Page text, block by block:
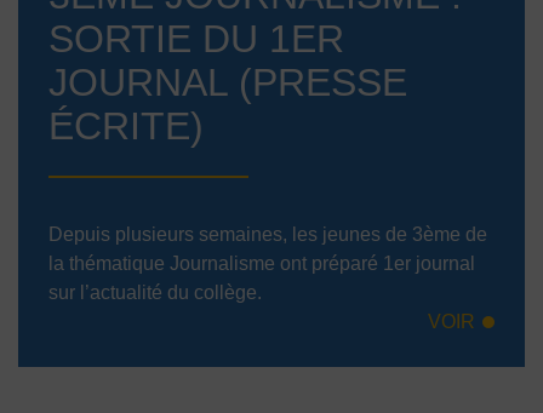
SORTIE DU 1ER
JOURNAL (PRESSE
ÉCRITE)
Depuis plusieurs semaines, les jeunes de 3ème de
la thématique Journalisme ont préparé 1er journal
sur l’actualité du collège.
VOIR